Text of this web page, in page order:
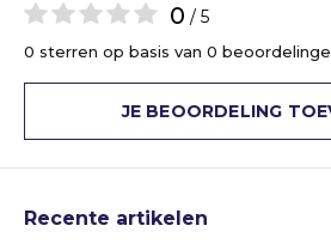
0 / 5
0 sterren op basis van 0
JE BEOORDELING
Recente artikelen